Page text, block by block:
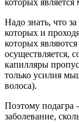
которых является
Надо знать, что
которых и
которых
осуществляется,
капилляры
только усилия
волоса).
Поэтому подагра
заболевание,